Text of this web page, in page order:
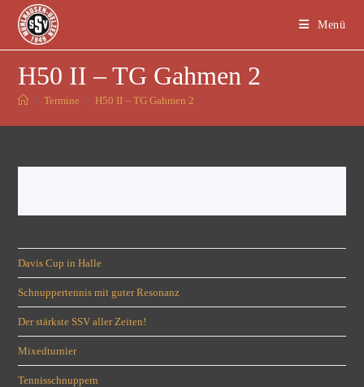
Menü
H50 II – TG Gahmen 2
> Termine > H50 II – TG Gahmen 2
Davis Cup in Halle
Schnuppertennis mit guter Resonanz
Der stärkste SSV aller Zeiten!
Mixedturnier
Tennisschnuppern